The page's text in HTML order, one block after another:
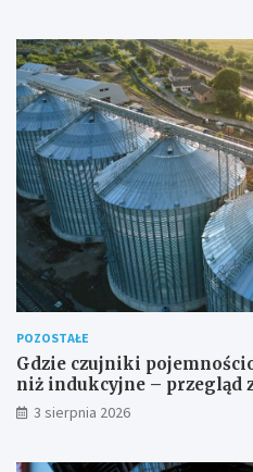
POZOSTAŁE
Gdzie czujniki
niż indukcyjne – przegląd
3 sierpnia 2026